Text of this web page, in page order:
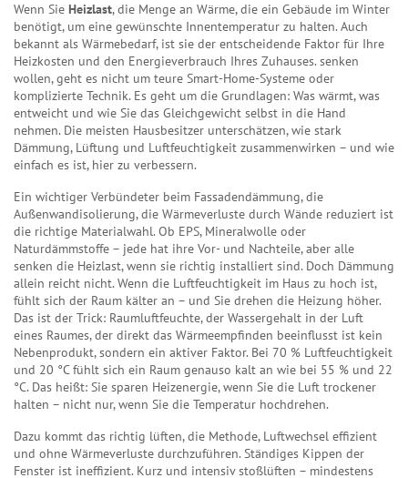
Wenn Sie Heizlast,die Menge an Wärme, die ein Gebäude im Winter
benötigt, um eine gewünschte Innentemperatur zu halten. Auch
bekannt als Wärmebedarf, ist sie der entscheidende Faktor für Ihre
Heizkosten und den Energieverbrauch Ihres Zuhauses. senken
wollen, geht es nicht um teure Smart-Home-Systeme oder
komplizierte Technik. Es geht um die Grundlagen: Was wärmt, was
entweicht und wie Sie das Gleichgewicht selbst in die Hand
nehmen. Die meisten Hausbesitzer unterschätzen, wie stark
Dämmung, Lüftung und Luftfeuchtigkeit zusammenwirken – und wie
einfach es ist, hier zu verbessern.
Ein wichtiger Verbündeter beim Fassadendämmung,die
Außenwandisolierung, die Wärmeverluste durch Wände reduziert ist
die richtige Materialwahl. Ob EPS, Mineralwolle oder
Naturdämmstoffe – jede hat ihre Vor- und Nachteile, aber alle
senken die Heizlast, wenn sie richtig installiert sind. Doch Dämmung
allein reicht nicht. Wenn die Luftfeuchtigkeit im Haus zu hoch ist,
fühlt sich der Raum kälter an – und Sie drehen die Heizung höher.
Das ist der Trick: Raumluftfeuchte,der Wassergehalt in der Luft
eines Raumes, der direkt das Wärmeempfinden beeinflusst ist kein
Nebenprodukt, sondern ein aktiver Faktor. Bei 70 % Luftfeuchtigkeit
und 20 °C fühlt sich ein Raum genauso kalt an wie bei 55 % und 22
°C. Das heißt: Sie sparen Heizenergie, wenn Sie die Luft trockener
halten – nicht nur, wenn Sie die Temperatur hochdrehen.
Dazu kommt das richtig lüften,die Methode, Luftwechsel effizient
und ohne Wärmeverluste durchzuführen. Ständiges Kippen der
Fenster ist ineffizient. Kurz und intensiv stoßlüften – mindestens